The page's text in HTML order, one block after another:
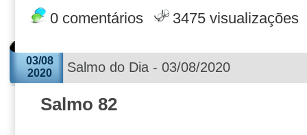
0 comentários 3475 visualizações
03/08
2020
Salmo do Dia - 03/08/2020
Salmo 82